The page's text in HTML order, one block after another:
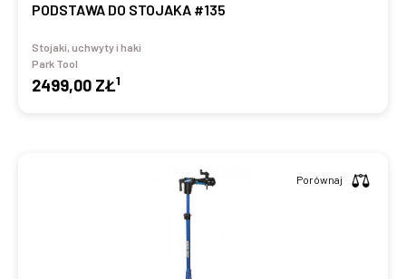
PODSTAWA DO STOJAKA #135
Stojaki, uchwyty i haki
Park Tool
2499,00 ZŁ1
Porównaj